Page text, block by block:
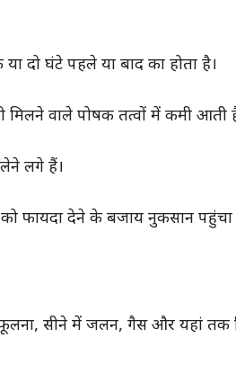
दो घंटे पहले या बाद का होता है।
वाले पोषक तत्वों में कमी आती
लगे हैं।
फायदा देने के बजाय नुकसान पहुंचा
फूलना, सीने में जलन, गैस और यहां तक